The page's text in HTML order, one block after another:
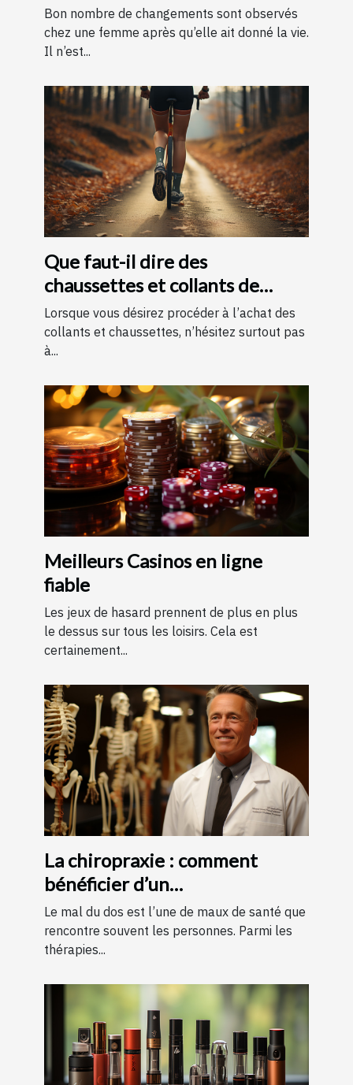
parvenir ?
Bon nombre de changements sont observés
chez une femme après qu’elle ait donné la vie.
Il n’est...
Que faut-il dire des
chaussettes et collants de
contention ?
Lorsque vous désirez procéder à l’achat des
collants et chaussettes, n’hésitez surtout pas
à...
Meilleurs Casinos en ligne
fiable
Les jeux de hasard prennent de plus en plus
le dessus sur tous les loisirs. Cela est
certainement...
La chiropraxie : comment
bénéficier d’un
remboursement ?
Le mal du dos est l’une de maux de santé que
rencontre souvent les personnes. Parmi les
thérapies...